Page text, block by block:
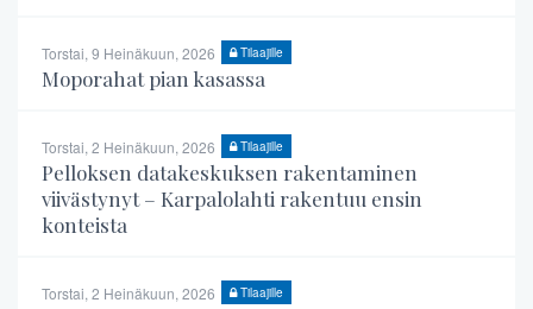
Torstai, 9 Heinäkuun, 2026 Tilaajille
Moporahat pian kasassa
Torstai, 2 Heinäkuun, 2026 Tilaajille
Pelloksen datakeskuksen rakentaminen
viivästynyt – Karpalolahti rakentuu ensin
konteista
Torstai, 2 Heinäkuun, 2026 Tilaajille